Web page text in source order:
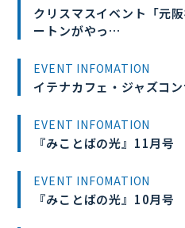
クリスマスイベント「元
ートンがやっ…
EVENT INFOMATION
イテナカフェ・ジャズコ
EVENT INFOMATION
『みことばの光』11月号
EVENT INFOMATION
『みことばの光』10月号